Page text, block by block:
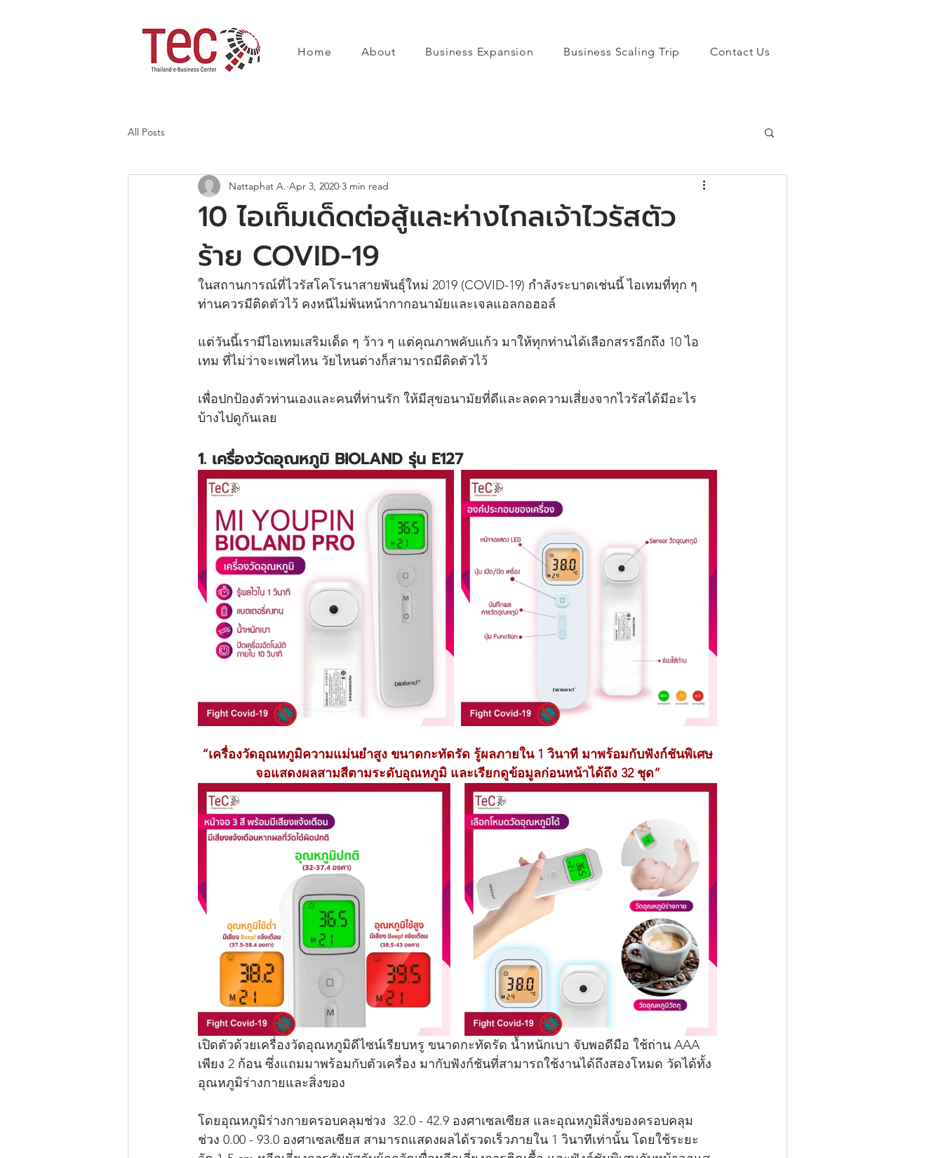
Home About Business Expansion Business Scaling Trip Contact Us
All Posts
10 ไอเท็มเด็ดต่อสู้และห่างไกลเจ้าไวรัสตัว
ร้าย COVID-19
Nattaphat A. Apr 3, 2020 3 min read
ในสถานการณ์ที่ไวรัสโคโรนาสายพันธุ์ใหม่ 2019 (COVID-19) กำลังระบาดเช่นนี้ ไอเทมที่ทุก ๆ
ท่านควรมีติดตัวไว้ คงหนีไม่พ้นหน้ากากอนามัยและเจลแอลกอฮอล์
แต่วันนี้เรามีไอเทมเสริมเด็ด ๆ ว้าว ๆ แต่คุณภาพคับแก้ว มาให้ทุกท่านได้เลือกสรรอีกถึง 10 ไอ
เทม ที่ไม่ว่าจะเพศไหน วัยไหนต่างก็สามารถมีติดตัวไว้
เพื่อปกป้องตัวท่านเองและคนที่ท่านรัก ให้มีสุขอนามัยที่ดีและลดความเสี่ยงจากไวรัสได้มีอะไร
บ้างไปดูกันเลย
1. เครื่องวัดอุณหภูมิ BIOLAND รุ่น E127
“เครื่องวัดอุณหภูมิความแม่นยำสูง ขนาดกะทัดรัด รู้ผลภายใน 1 วินาที มาพร้อมกับฟังก์ชันพิเศษ
จอแสดงผลสามสีตามระดับอุณหภูมิ และเรียกดูข้อมูลก่อนหน้าได้ถึง 32 ชุด”
เปิดตัวด้วยเครื่องวัดอุณหภูมิดีไซน์เรียบหรู ขนาดกะทัดรัด น้ำหนักเบา จับพอดีมือ ใช้ถ่าน AAA
เพียง 2 ก้อน ซึ่งแถมมาพร้อมกับตัวเครื่อง มากับฟังก์ชันที่สามารถใช้งานได้ถึงสองโหมด วัดได้ทั้ง
อุณหภูมิร่างกายและสิ่งของ
โดยอุณหภูมิร่างกายครอบคลุมช่วง  32.0 - 42.9 องศาเซลเซียส และอุณหภูมิสิ่งของครอบคลุม
ช่วง 0.00 - 93.0 องศาเซลเซียส สามารถแสดงผลได้รวดเร็วภายใน 1 วินาทีเท่านั้น โดยใช้ระยะ